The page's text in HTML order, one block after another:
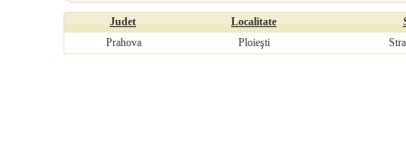
Judet Localitate
Prahova
Ploieşti